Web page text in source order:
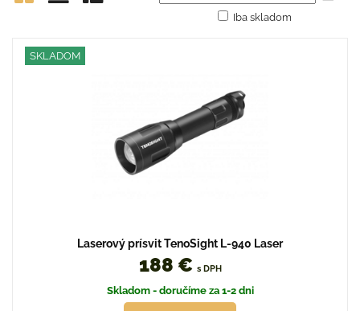
Iba skladom
SKLADOM
Laserový prísvit TenoSight L-940 Laser
188 € s DPH
Skladom - doručíme za 1-2 dni